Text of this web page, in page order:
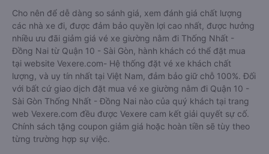
Cho nên để dễ dàng so sánh giá, xem đánh giá chất lượng
các nhà xe đi, được đảm bảo quyền lợi cao nhất, được hưởng
nhiều ưu đãi giảm giá vé xe giường nằm đi Thống Nhất -
Đồng Nai từ Quận 10 - Sài Gòn, hành khách có thể đặt mua
tại website Vexere.com- Hệ thống đặt vé xe khách chất
lượng, và uy tín nhất tại Việt Nam, đảm bảo giữ chỗ 100%. Đối
với bất cứ giao dịch đặt mua vé xe giường nằm đi Quận 10 -
Sài Gòn Thống Nhất - Đồng Nai nào của quý khách tại trang
web Vexere.com đều được Vexere cam kết giải quyết sự cố.
Chính sách tặng coupon giảm giá hoặc hoàn tiền sẽ tùy theo
từng trường hợp sự việc.